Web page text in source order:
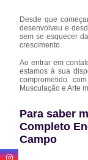
Desde que
desenvolveu e
sem se esquecer
crescimento.
Ao entrar em
estamos à sua
comprometido
Musculação e Arte
Para saber
Completo
Campo